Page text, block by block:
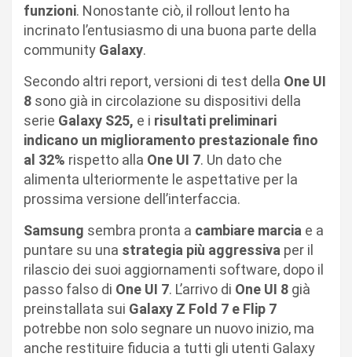
funzioni. Nonostante ciò, il rollout lento ha
incrinato l’entusiasmo di una buona parte della
community Galaxy.
Secondo altri report, versioni di test della One UI
8 sono già in circolazione su dispositivi della
serie Galaxy S25, e i risultati preliminari
indicano un miglioramento prestazionale fino
al 32% rispetto alla One UI 7. Un dato che
alimenta ulteriormente le aspettative per la
prossima versione dell’interfaccia.
Samsung sembra pronta a cambiare marcia e a
puntare su una strategia più aggressiva per il
rilascio dei suoi aggiornamenti software, dopo il
passo falso di One UI 7. L’arrivo di One UI 8 già
preinstallata sui Galaxy Z Fold 7 e Flip 7
potrebbe non solo segnare un nuovo inizio, ma
anche restituire fiducia a tutti gli utenti Galaxy